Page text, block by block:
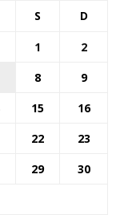
S D
1
2
8
9
15
16
22
23
29
30